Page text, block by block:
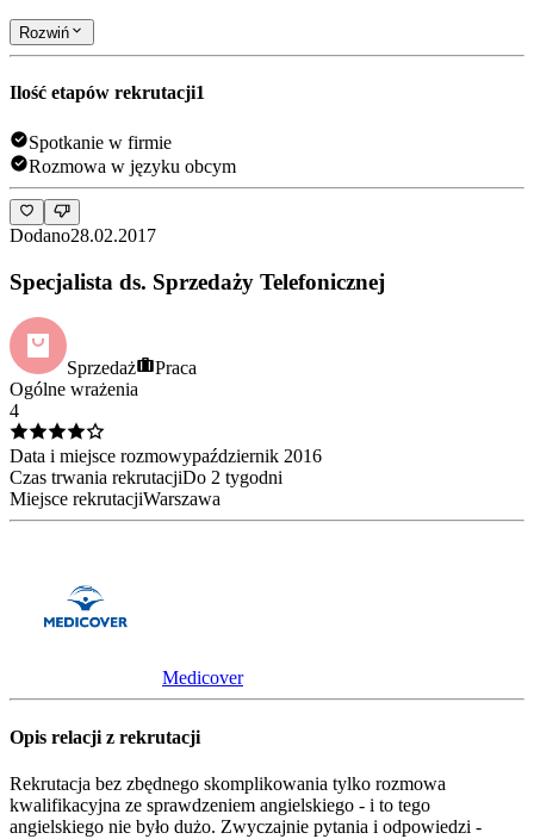
Rozwiń
Ilość etapów rekrutacji1
Spotkanie w firmie
Rozmowa w języku obcym
Dodano28.02.2017
Specjalista ds. Sprzedaży Telefonicznej
Sprzedaż
Praca
Ogólne wrażenia
4
Data i miejsce rozmowypaździernik 2016
Czas trwania rekrutacjiDo 2 tygodni
Miejsce rekrutacjiWarszawa
Medicover
Opis relacji z rekrutacji
Rekrutacja bez zbędnego skomplikowania tylko rozmowa
kwalifikacyjna ze sprawdzeniem angielskiego - i to tego
angielskiego nie było dużo. Zwyczajnie pytania i odpowiedzi -